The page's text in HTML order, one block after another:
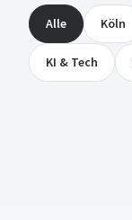
Alle Köln
KI & Tech